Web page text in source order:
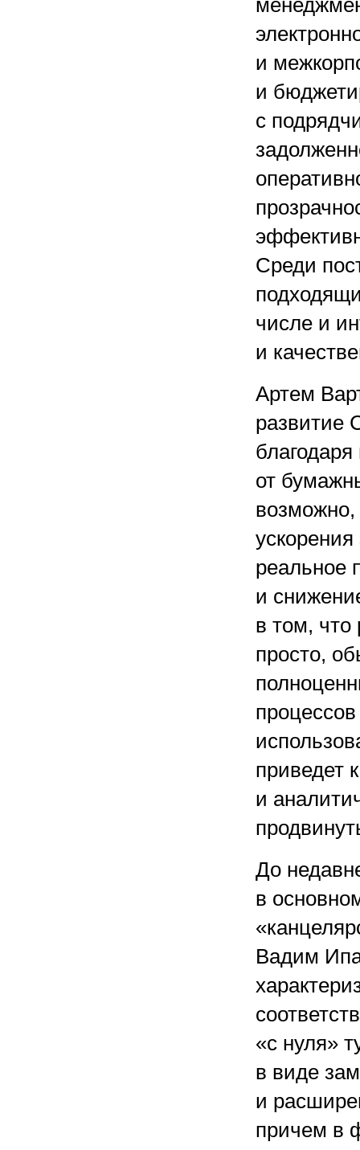
и
и
с
Среди
числе и
и
Артем
развитие
от
возможно,
ускорения
реальное
и
в том, что
просто,
приведет
и
До
в
Вадим
«с нуля»
в виде
и
причем в